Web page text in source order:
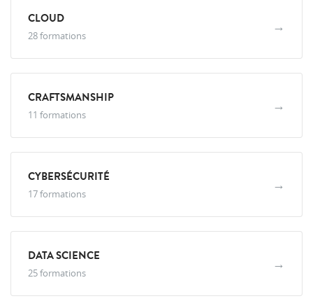
CLOUD
28 formations
→
CRAFTSMANSHIP
11 formations
→
CYBERSÉCURITÉ
17 formations
→
DATA SCIENCE
25 formations
→